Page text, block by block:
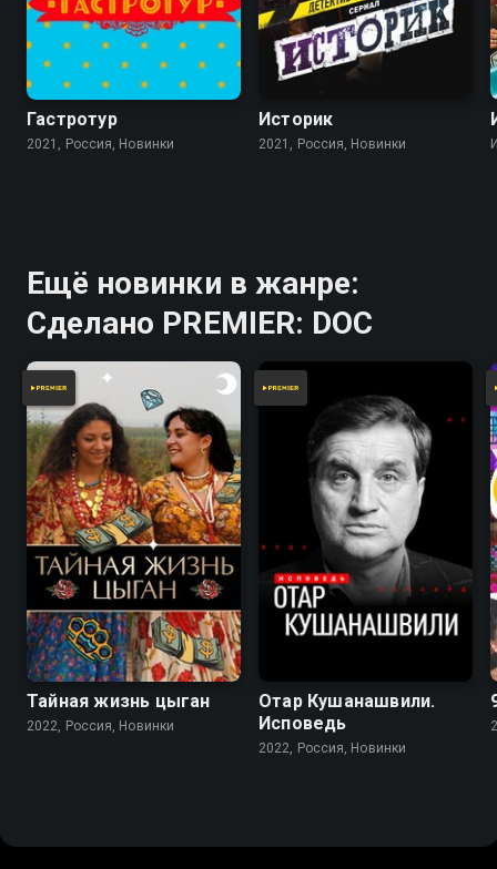
Гастротур
2021, Россия, Новинки
Историк
2021, Россия, Новинки
Ещё новинки в жанре:
Сделано PREMIER: DOC
Тайная жизнь цыган
2022, Россия, Новинки
Отар Кушанашвили.
Исповедь
2022, Россия, Новинки